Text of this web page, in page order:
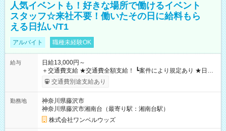
人気イベントも！好きな場所で働けるイベント
スタッフ☆来社不要！働いたその日に給料もら
える日払い/T1
アルバイト 職種未経験OK
給与
日給13,000円～
＋交通費支給 ★交通費全額支給！ ┗案件により規定あり ★日払
いOK！（規定あり） ┗働いたその日に現金GET♪ お仕事後はコ
ンビニATMから 日払い分を引き落とせます！ 【試用期間】試
交通費別途支給あり
勤務地
神奈川県藤沢市
神奈川県藤沢市湘南台（最寄り駅：湘南台駅）
株式会社ワンベルウッズ